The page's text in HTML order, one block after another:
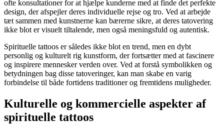
ofte konsultationer for at hjælpe kunderne med at finde det perfekte
design, der afspejler deres individuelle rejse og tro. Ved at arbejde
tæt sammen med kunstnerne kan bærerne sikre, at deres tatovering
ikke blot er visuelt tiltalende, men også meningsfuld og autentisk.
Spirituelle tattoos er således ikke blot en trend, men en dybt
personlig og kulturelt rig kunstform, der fortsætter med at fascinere
og inspirere mennesker verden over. Ved at forstå symbolikken og
betydningen bag disse tatoveringer, kan man skabe en varig
forbindelse til både fortidens traditioner og fremtidens muligheder.
Kulturelle og kommercielle aspekter af
spirituelle tattoos